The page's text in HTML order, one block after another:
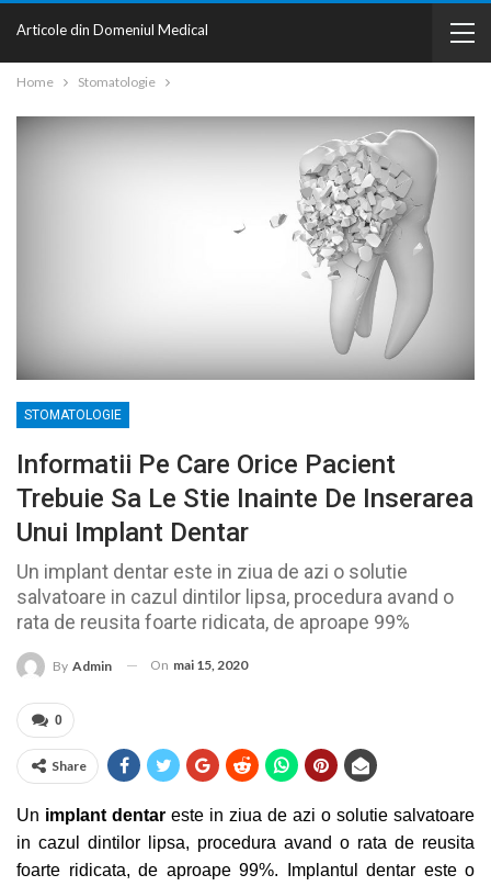
Articole din Domeniul Medical
Home Stomatologie
STOMATOLOGIE
Informatii Pe Care Orice Pacient
Trebuie Sa Le Stie Inainte De Inserarea
Unui Implant Dentar
Un implant dentar este in ziua de azi o solutie
salvatoare in cazul dintilor lipsa, procedura avand o
rata de reusita foarte ridicata, de aproape 99%
By Admin On mai 15, 2020
0
Share
Un implant dentar este in ziua de azi o solutie salvatoare
in cazul dintilor lipsa, procedura avand o rata de reusita
foarte ridicata, de aproape 99%. Implantul dentar este o